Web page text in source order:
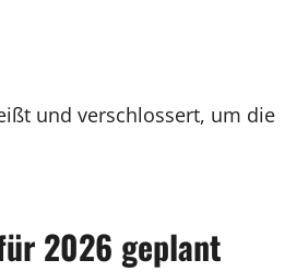
und verschlossert, um die
2026 geplant